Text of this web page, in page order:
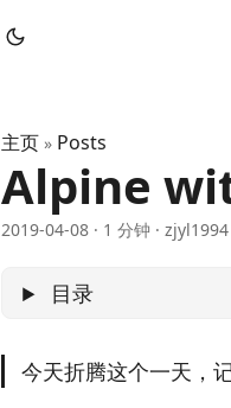
主页 » Posts
Alpine
2019-04-08 · 1 分钟 · zjyl1994
目录
今天折腾这个一天，